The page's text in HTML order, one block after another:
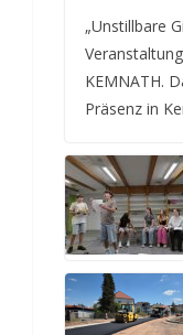
„Unstillbare
KEMNATH.
Präsenz in